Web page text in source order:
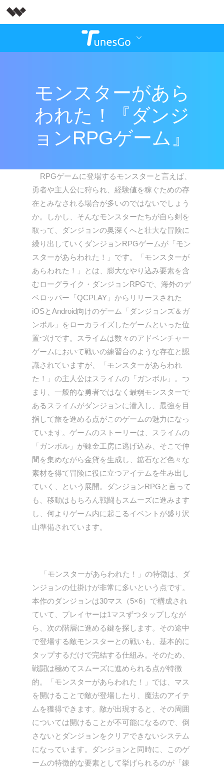
モンスターがあら
われた！『ダンジ
ョンRPGゲーム』
RPGゲームに登場するモンスターと言えば、
勇者や主人公に狩られ、経験値を稼ぐための存
在とみなされる場合が多いのではないでしょう
か。しかし、そんなモンスターたちが自ら剣を
取って、ダンジョンの奥深くへと壮大な冒険に
繰り出していくダンジョンRPGゲームが「モン
スターがあらわれた！」です。「モンスターが
あらわれた！」とは、膨大なやり込み要素を含
むローグライク・ダンジョンRPGで、海外のデ
ベロッパー「QCPLAY」からリリースされた
iOSとAndroid向けのゲーム「ダンジョンズ＆ガ
ンボル」をローカライズしたゲームといった位
置づけです。スライムは数々のアドベンチャー
ゲームにおいて戦いの練習台のような存在と認
識されていますが、「モンスターがあらわれ
た！」の主人公はスライムの「ガンボル」。つ
まり、一般的な勇者ではなく最弱モンスターで
あるスライムがダンジョンに潜入し、最強を目
指して旅を進める点がこのゲームの魅力になっ
ています。ゲームのストーリーは、スライムの
「ガンボル」が錬金工房に逃げ込み、そこで仲
間を集めながら金貨を生成し、鉱石など色々な
素材を得て冒険に役に立つアイテムを生み出し
ていく、という展開。ダンジョンRPGと言って
も、移動はもちろん戦闘もスムーズに進みます
し、何よりゲーム内に起こるイベントが盛り沢
山準備されています。
「モンスターがあらわれた！」の特徴は、ダ
ンジョンの仕掛けが非常に多いという点です。
本作のダンジョンは30マス（5×6）で構成され
ていて、プレイヤーは1マスずつタップしなが
ら、次の階層に進める鍵を探します。その途中
で登場する敵モンスターとの戦いも、基本的に
タップするだけで完結する仕組み。そのため、
戦闘は極めてスムーズに進められる点が特徴
的。「モンスターがあらわれた！」では、マス
を開けることで敵が登場したり、魔法のアイテ
ムを獲得できます。敵が出現すると、その周囲
については開けることが不可能になるので、倒
さないとダンジョンをクリアできないシステム
になっています。ダンジョンと同時に、このゲ
ームの特徴的な要素として挙げられるのが「錬